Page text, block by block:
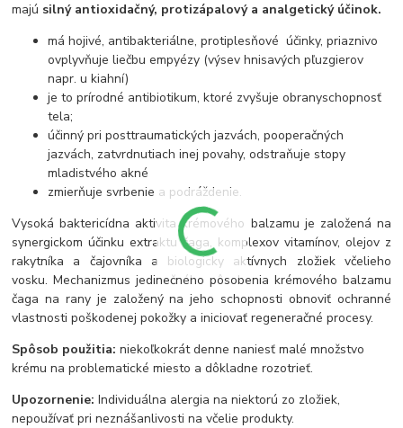
majú silný antioxidačný, protizápalový a analgetický účinok.
má hojivé, antibakteriálne, protiplesňové účinky, priaznivo
ovplyvňuje liečbu empyézy (výsev hnisavých pľuzgierov
napr. u kiahní)
je to prírodné antibiotikum, ktoré zvyšuje obranyschopnosť
tela;
účinný pri posttraumatických jazvách, pooperačných
jazvách, zatvrdnutiach inej povahy, odstraňuje stopy
mladistvého akné
zmierňuje svrbenie a podráždenie.
Vysoká baktericídna aktivita krémového balzamu je založená na
synergickom účinku extraktu čaga, komplexov vitamínov, olejov z
rakytníka a čajovníka a biologicky aktívnych zložiek včelieho
vosku. Mechanizmus jedinečného pôsobenia krémového balzamu
čaga na rany je založený na jeho schopnosti obnoviť ochranné
vlastnosti poškodenej pokožky a iniciovať regeneračné procesy.
Spôsob použitia: niekoľkokrát denne naniesť malé množstvo
krému na problematické miesto a dôkladne rozotrieť.
Upozornenie: Individuálna alergia na niektorú zo zložiek,
nepoužívať pri neznášanlivosti na včelie produkty.